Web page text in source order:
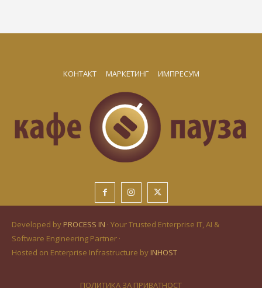
КОНТАКТ МАРКЕТИНГ ИМПРЕСУМ
Developed by PROCESS IN · Your Trusted Enterprise IT, AI &
Software Engineering Partner ·
Hosted on Enterprise Infrastructure by INHOST
ПОЛИТИКА ЗА ПРИВАТНОСТ